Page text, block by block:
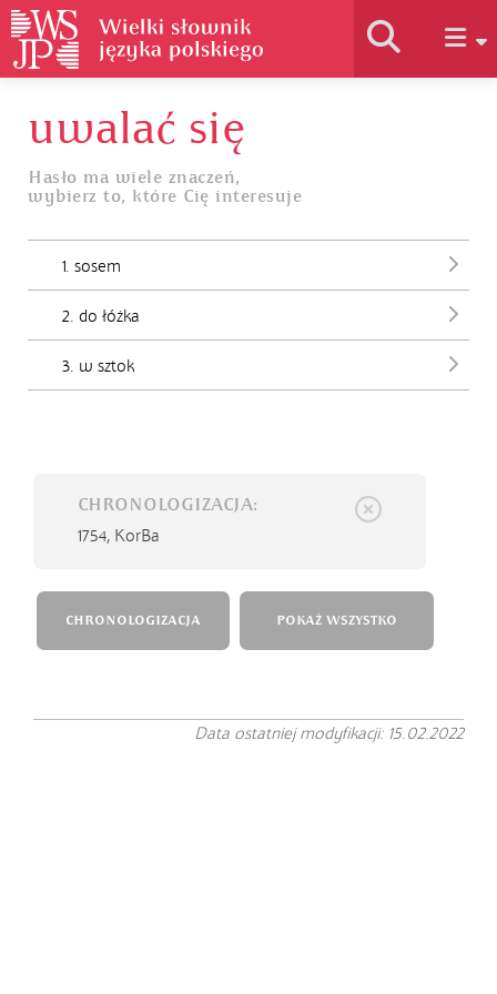
Historia słownika
Jak korzystać
uwalać się
Hasło ma wiele znaczeń,
wybierz to, które Cię interesuje
1. sosem
2. do łóżka
3. w sztok
CHRONOLOGIZACJA:
1754, KorBa
CHRONOLOGIZACJA POKAŻ WSZYSTKO
Data ostatniej modyfikacji: 15.02.2022